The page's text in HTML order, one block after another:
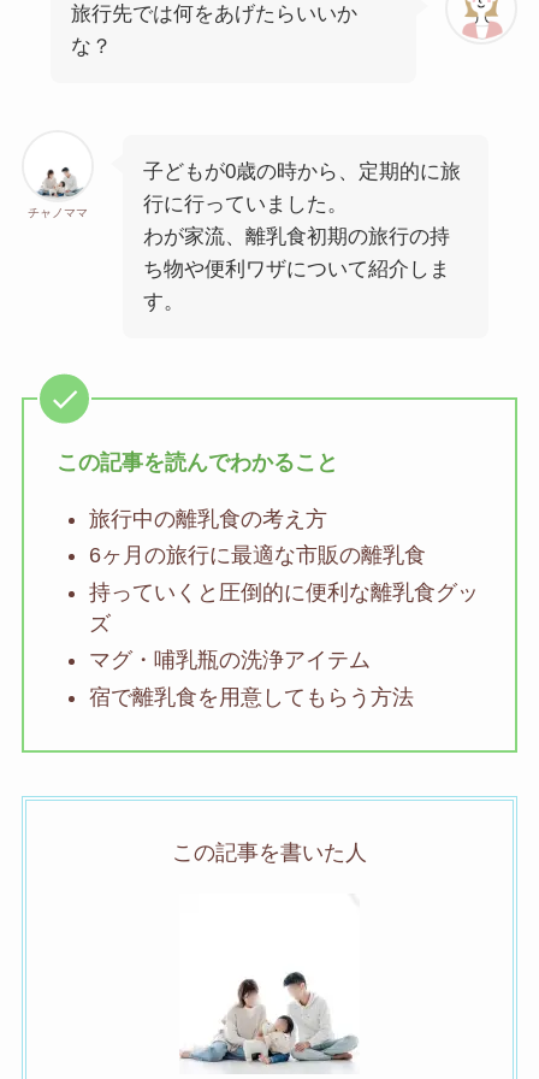
旅行先では何をあげたらいいか
な？
チャノママ
子どもが0歳の時から、定期的に旅
行に行っていました。
わが家流、離乳食初期の旅行の持
ち物や便利ワザについて紹介しま
す。
この記事を読んでわかること
旅行中の離乳食の考え方
6ヶ月の旅行に最適な市販の離乳食
持っていくと圧倒的に便利な離乳食グッ
ズ
マグ・哺乳瓶の洗浄アイテム
宿で離乳食を用意してもらう方法
この記事を書いた人